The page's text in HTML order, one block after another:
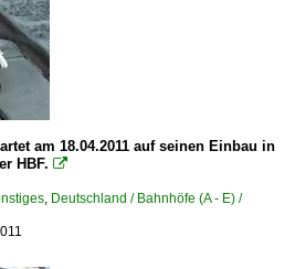
am 18.04.2011 auf seinen Einbau in
HBF. 
, Deutschland / Bahnhöfe (A - E) /